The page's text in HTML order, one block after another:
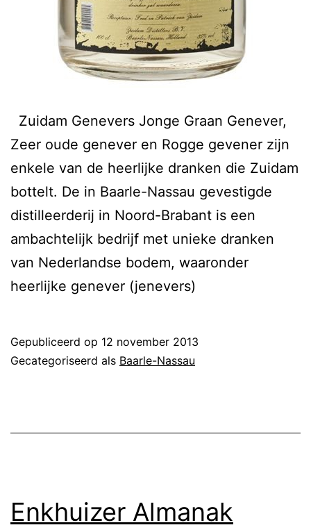
Zuidam Genevers Jonge Graan Genever,
Zeer oude genever en Rogge gevener zijn
enkele van de heerlijke dranken die Zuidam
bottelt. De in Baarle-Nassau gevestigde
distilleerderij in Noord-Brabant is een
ambachtelijk bedrijf met unieke dranken
van Nederlandse bodem, waaronder
heerlijke genever (jenevers)
Gepubliceerd op 12 november 2013
Gecategoriseerd als Baarle-Nassau
Enkhuizer Almanak